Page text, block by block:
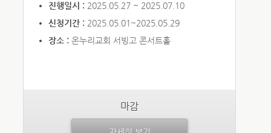
진행일시 : 2025.05.27 ~ 2025.07.10
신청기간 : 2025.05.01~2025.05.29
장소 : 온누리교회 서빙고 콘서트홀
마감